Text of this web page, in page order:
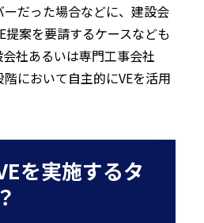
だった場合などに、建設会
提案を要請するケースなども
社あるいは専門工事会社
階において自主的にVEを活用
を実施するタ